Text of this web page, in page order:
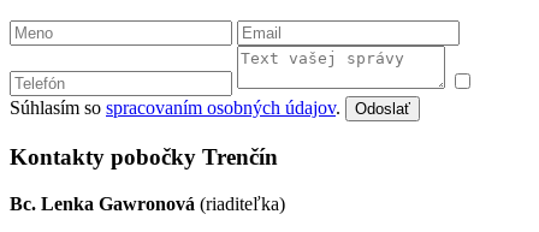
Súhlasím so spracovaním osobných údajov. Odoslať
Kontakty pobočky Trenčín
Bc. Lenka Gawronová (riaditeľka)